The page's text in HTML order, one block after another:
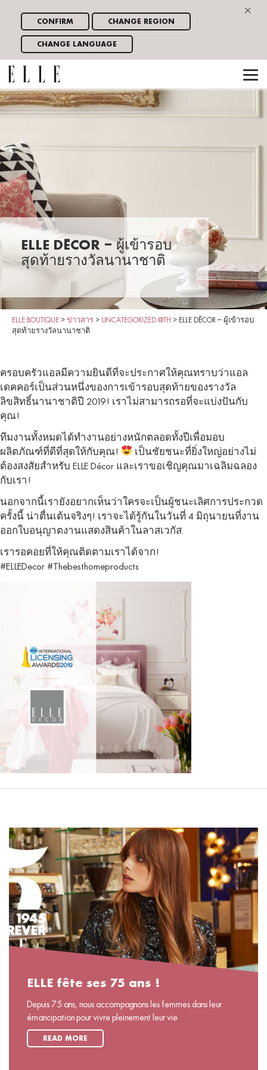
×
CONFIRM CHANGE REGION
CHANGE LANGUAGE
ELLE DÉCOR – ผู้เข้ารอบ
สุดท้ายรางวัลนานาชาติ
ELLE BOUTIQUE > ข่าวสาร > UNCATEGORIZED @TH > ELLE DÉCOR – ผู้เข้ารอบ
สุดท้ายรางวัลนานาชาติ
ครอบครัวแอลมีความยินดีที่จะประกาศให้คุณทราบว่าแอล
เดคคอร์เป็นส่วนหนึ่งของการเข้ารอบสุดท้ายของรางวัล
ลิขสิทธิ์นานาชาติปี 2019! เราไม่สามารถรอที่จะแบ่งปันกับ
คุณ!
ทีมงานทั้งหมดได้ทำงานอย่างหนักตลอดทั้งปีเพื่อมอบ
ผลิตภัณฑ์ที่ดีที่สุดให้กับคุณ!
เป็นชัยชนะที่ยิ่งใหญ่อย่างไม่
ต้องสงสัยสำหรับ ELLE Décor และเราขอเชิญคุณมาเฉลิมฉลอง
กับเรา!
นอกจากนี้เรายังอยากเห็นว่าใครจะเป็นผู้ชนะเลิศการประกวด
ครั้งนี้ น่าตื่นเต้นจริงๆ! เราจะได้รู้กันในวันที่ 4 มิถุนายนที่งาน
ออกใบอนุญาตงานแสดงสินค้าในลาสเวกัส.
เรารอคอยที่ให้คุณติดตามเราได้จาก!
#ELLEDecor #Thebesthomeproducts
ELLE fête ses 75 ans !
Depuis 75 ans, nous accompagnons les femmes dans leur
émancipation pour vivre pleinement leur vie
READ MORE